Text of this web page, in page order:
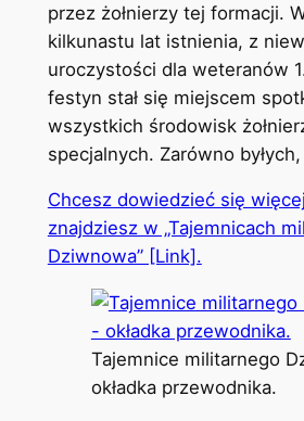
przez żołnierzy tej formacji.
kilkunastu lat istnienia, z
uroczystości dla weteranów
festyn stał się miejscem
wszystkich środowisk
specjalnych. Zarówno
Chcesz dowiedzieć się
znajdziesz w „Tajemnicach
Dziwnowa” [Link].
Tajemnice militarnego
okładka przewodnika.